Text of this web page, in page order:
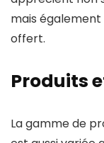
mais
offert.
Produits
La gamme de